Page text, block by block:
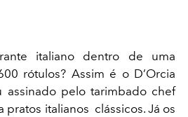
italiano dentro de uma
rótulos? Assim é o D’Orcia
assinado pelo tarimbado chef
pratos italianos clássicos. Já os